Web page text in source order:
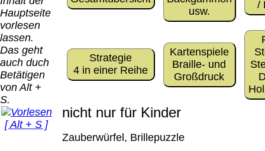
Hauptseite
vorlesen
lassen.
Das geht
auch duch
Betätigen
von Alt +
S.
[ Alt + S ]
usw.
/
Strategie
4 in einer Reihe
Kartenspiele
Braille- und
Großdruck
nicht nur für Kinder
Zauberwürfel, Brillepuzzle
Code:
20.00 €
PayPal: 20.00
Der Versand erfolgt
Paket.
Selbstabholung
vom Büro oder
EU (inkl.
Schweiz)
0.00 €
Bei dieser
Versandart
erhalten Sie per
Lizenzschlüssel
Rechnung /